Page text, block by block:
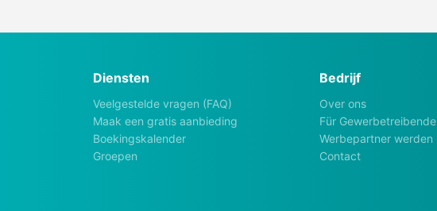
Diensten
Veelgestelde vragen (FAQ)
Maak een gratis aanbieding
Boekingskalender
Groepen
Bedrijf
Over ons
Für Gewerbetreibende
Werbepartner werden
Contact